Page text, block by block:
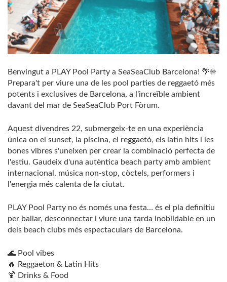
Benvingut a PLAY Pool Party a SeaSeaClub Barcelona! 🌴☀️
Prepara't per viure una de les pool parties de reggaetó més
potents i exclusives de Barcelona, ​​a l'increïble ambient
davant del mar de SeaSeaClub Port Fòrum.
Aquest divendres 22, submergeix-te en una experiència
única on el sunset, la piscina, el reggaetó, els latin hits i les
bones vibres s'uneixen per crear la combinació perfecta de
l'estiu. Gaudeix d'una autèntica beach party amb ambient
internacional, música non-stop, còctels, performers i
l'energia més calenta de la ciutat.
PLAY Pool Party no és només una festa… és el pla definitiu
per ballar, desconnectar i viure una tarda inoblidable en un
dels beach clubs més espectaculars de Barcelona.
🌊 Pool vibes
🔥 Reggaeton & Latin Hits
🍹 Drinks & Food